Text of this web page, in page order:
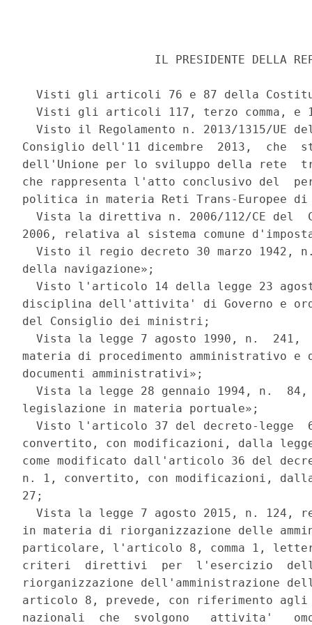
IL PRESIDENTE DELLA
Visti gli articoli 76 e 87 della
Visti gli articoli 117, terzo comma, e
Visto il Regolamento n. 2013/1315/UE
Consiglio dell'11 dicembre  2013,  che
dell'Unione per lo sviluppo della rete
che rappresenta l'atto conclusivo del
politica in materia Reti Trans-Europee
Vista la direttiva n. 2006/112/CE del
2006, relativa al sistema comune
Visto il regio decreto 30 marzo 1942,
della navigazione»;
Visto l'articolo 14 della legge 23
disciplina dell'attivita' di Governo e
del Consiglio dei ministri;
Vista la legge 7 agosto 1990, n.  241,
materia di procedimento
documenti amministrativi»;
Vista la legge 28 gennaio 1994, n.
legislazione in materia portuale»;
Visto l'articolo 37 del decreto-legge
convertito, con modificazioni, dalla
come modificato dall'articolo 36 del
n. 1, convertito, con modificazioni,
27;
Vista la legge 7 agosto 2015, n. 124,
in materia di riorganizzazione delle
particolare, l'articolo 8, comma 1,
criteri  direttivi  per  l'esercizio
riorganizzazione dell'amministrazione
articolo 8, prevede, con riferimento agli
nazionali  che  svolgono   attivita'